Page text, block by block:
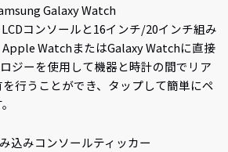
Galaxy Watch
コンソールと16インチ/20インチ組み
WatchまたはGalaxy Watchに直接
ジーを使用して機器と時計の間でリア
行うことができ、タップして簡単にペ
込みコンソールティッカー